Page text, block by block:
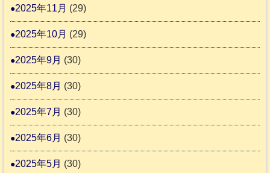
2025年11月 (29)
2025年10月 (29)
2025年9月 (30)
2025年8月 (30)
2025年7月 (30)
2025年6月 (30)
2025年5月 (30)